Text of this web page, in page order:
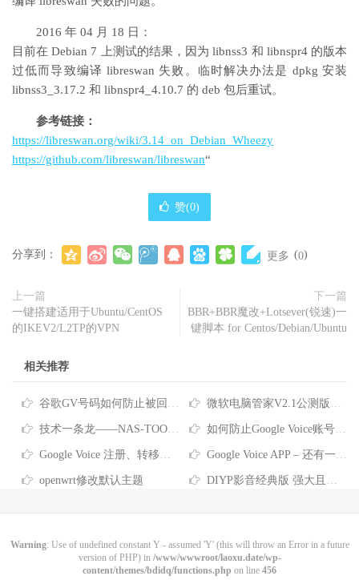
2016 年 04 月 18 日：
目前在 Debian 7 上测试的结果，因为 libnss3 和 libnspr4 的版本
过低而导致编译 libreswan 失败。临时解决办法是 dpkg 安装
libnss3_3.17.2 和 libnspr4_4.10.7 的 deb 包后重试。
参考链接：
https://libreswan.org/wiki/3.14_on_Debian_Wheezy
https://github.com/libreswan/libreswan“
赞(0)
分享到： 更多 (0)
上一篇
一键搭建适用于Ubuntu/CentOS
的IKEV2/L2TP的VPN
下一篇
BBR+BBR魔改+Lotsever(锐速)一
键脚本 for Centos/Debian/Ubuntu
相关推荐
谷歌GV号码如何防止被回收？Google Voice号码回收政策及防回收的方法 微软电脑管家V2.1公测版正式发布分享
技术一条龙——NAS-TOOL影视搜索、下载、搜刮观看完全指南 如何防止Google Voice账号被回收？看这里~
Google Voice 注册、转移、使用教程 Google Voice APP – 还有一件事… 拨打电话前请验证您自己的电话号码 拨号要关联号码？这是没设置对哦
openwrt修改默认主题 DIYP影音经典版 强大且良心的盒子直播
Warning: Use of undefined constant Y - assumed 'Y' (this will throw an Error in a future
version of PHP) in /www/wwwroot/laoxu.date/wp-
content/themes/bdidq/functions.php on line 456